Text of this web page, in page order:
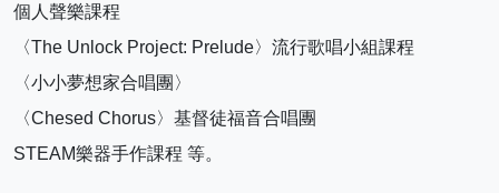
個人聲樂課程
〈The Unlock Project: Prelude〉流行歌唱小組課程
〈小小夢想家合唱團〉
〈Chesed Chorus〉基督徒福音合唱團
STEAM樂器手作課程 等。